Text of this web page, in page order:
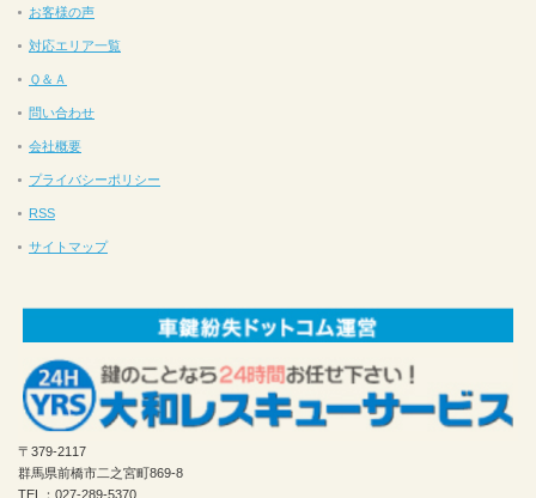
お客様の声
対応エリア一覧
Ｑ＆Ａ
問い合わせ
会社概要
プライバシーポリシー
RSS
サイトマップ
〒379-2117
群馬県前橋市二之宮町869-8
TEL：027-289-5370